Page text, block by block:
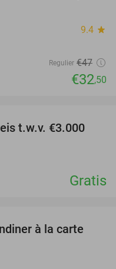
9.4 star
Regulier €47
€32,50
t.w.v. €3.000
Gratis
43%
à la carte